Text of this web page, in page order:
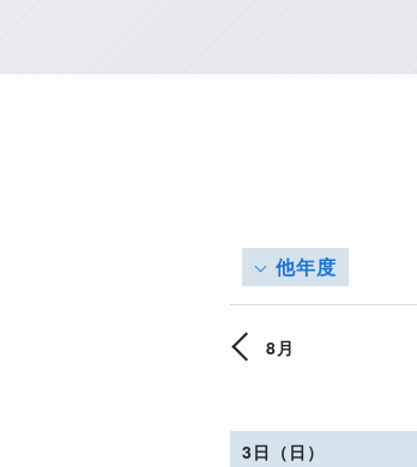
他年度
8月
3日（日）